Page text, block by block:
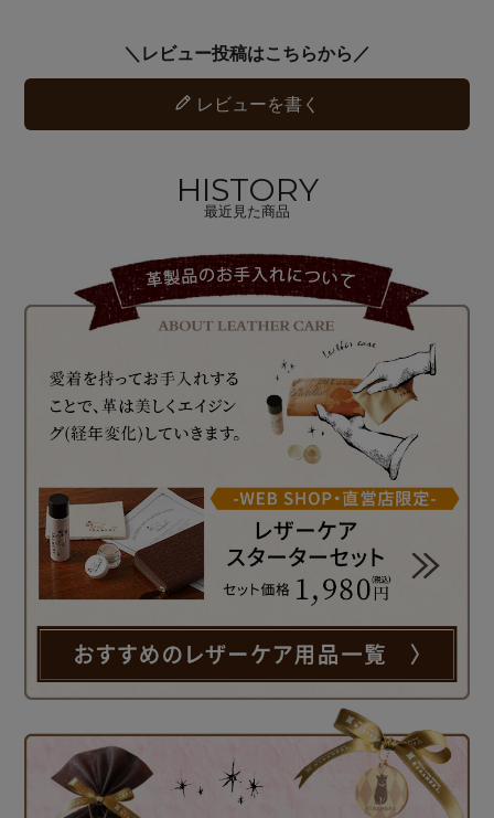
レビューを書く
HISTORY
最近見た商品